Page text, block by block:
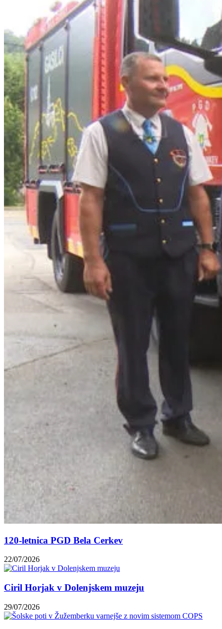
120-letnica PGD Bela Cerkev
22/07/2026
Ciril Horjak v Dolenjskem muzeju
29/07/2026